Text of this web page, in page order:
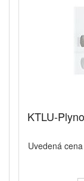
KTLU-
Uvedená